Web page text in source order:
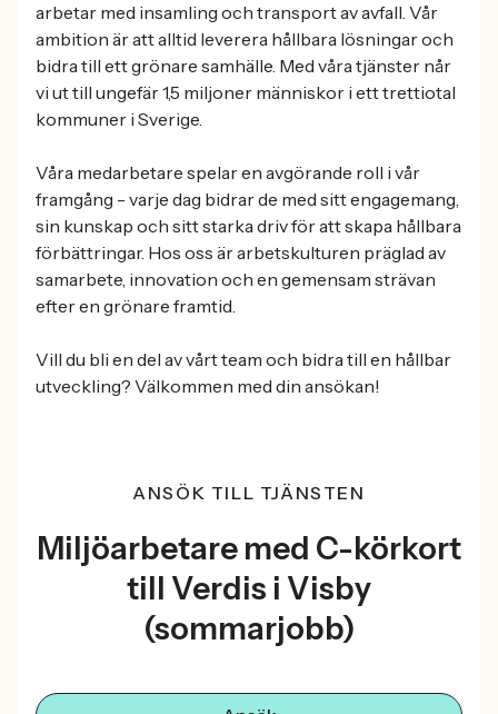
arbetar med insamling och transport av avfall. Vår
ambition är att alltid leverera hållbara lösningar och
bidra till ett grönare samhälle. Med våra tjänster når
vi ut till ungefär 1,5 miljoner människor i ett trettiotal
kommuner i Sverige.
Våra medarbetare spelar en avgörande roll i vår
framgång - varje dag bidrar de med sitt engagemang,
sin kunskap och sitt starka driv för att skapa hållbara
förbättringar. Hos oss är arbetskulturen präglad av
samarbete, innovation och en gemensam strävan
efter en grönare framtid.
Vill du bli en del av vårt team och bidra till en hållbar
utveckling? Välkommen med din ansökan!
ANSÖK TILL TJÄNSTEN
Miljöarbetare med C-körkort
till Verdis i Visby
(sommarjobb)